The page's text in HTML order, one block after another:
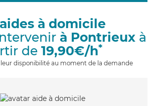
g
i
à domicile
à Pontrieux à
de 19,90€/h*
leur disponibilité au moment de la demande